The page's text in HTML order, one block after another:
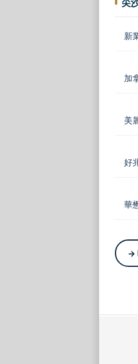
尖
新
加
美
好
華
→